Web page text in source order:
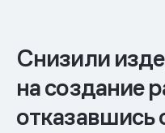
Снизили
на создание
отказавшись